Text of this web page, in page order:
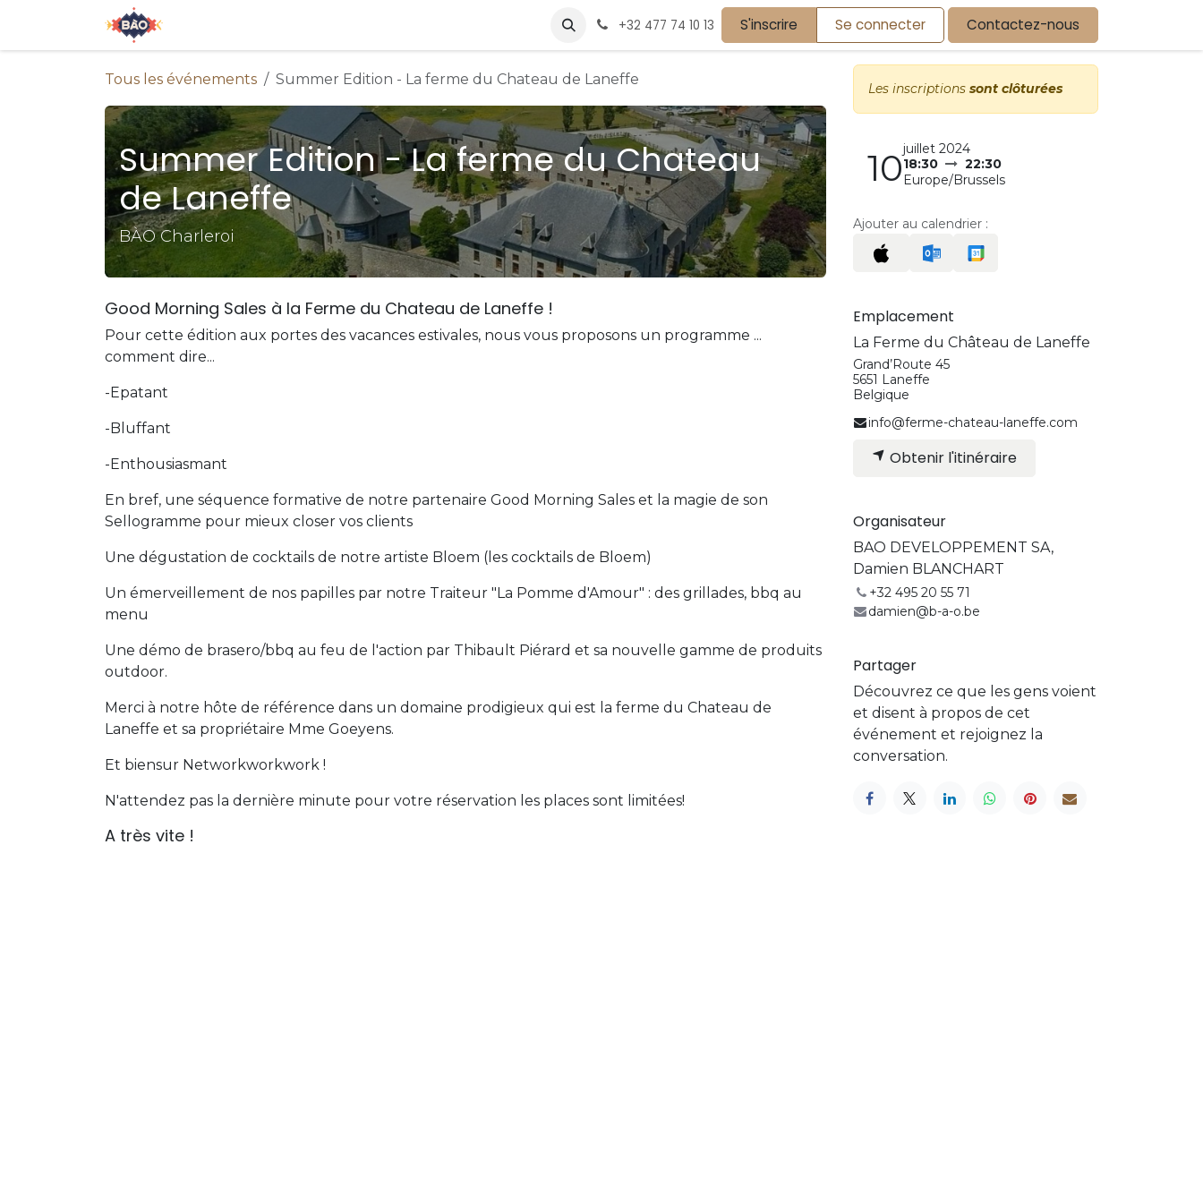
Se rendre au contenu
Devenir partenaire Nos partenaires Postes
+32 477 74 10 13 S'inscrire Se connecter Contactez-nous
Tous les événements Summer Edition - La ferme du Chateau de Laneffe
Summer Edition - La ferme du Chateau
de Laneffe
BÀO Charleroi
Good Morning Sales à la Ferme du Chateau de Laneffe !
Pour cette édition aux portes des vacances estivales, nous vous proposons un programme ...
comment dire...
-Epatant
-Bluffant
-Enthousiasmant
En bref, une séquence formative de notre partenaire Good Morning Sales et la magie de son
Sellogramme pour mieux closer vos clients
Une dégustation de cocktails de notre artiste Bloem (les cocktails de Bloem)
Un émerveillement de nos papilles par notre Traiteur "La Pomme d'Amour" : des grillades, bbq au
menu
Une démo de brasero/bbq au feu de l'action par Thibault Piérard et sa nouvelle gamme de produits
outdoor.
Merci à notre hôte de référence dans un domaine prodigieux qui est la ferme du Chateau de
Laneffe et sa propriétaire Mme Goeyens.
Et biensur Networkworkwork !
N'attendez pas la dernière minute pour votre réservation les places sont limitées!
A très vite !
Les inscriptions sont clôturées
10juillet 2024
18:30
22:30
Europe/Brussels
Ajouter au calendrier :
Emplacement
La Ferme du Château de Laneffe
Grand’Route 45
5651 Laneffe
Belgique
info@ferme-chateau-laneffe.com
Obtenir l'itinéraire
Organisateur
BAO DEVELOPPEMENT SA,
Damien BLANCHART
+32 495 20 55 71
damien@b-a-o.be
Partager
Découvrez ce que les gens voient
et disent à propos de cet
événement et rejoignez la
conversation.